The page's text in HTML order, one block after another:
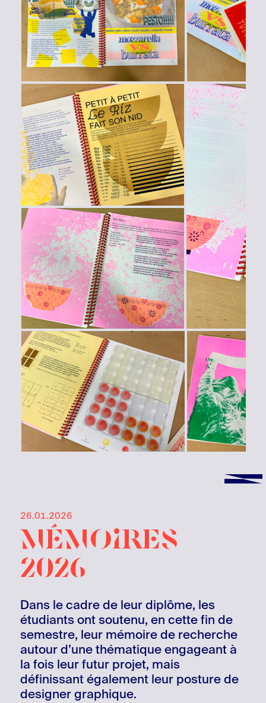
26.01.2026
mémoires
2026
Dans le cadre de leur diplôme, les
étudiants ont soutenu, en cette fin de
semestre, leur mémoire de recherche
autour d’une thématique engageant à
la fois leur futur projet, mais
définissant également leur posture de
designer graphique.